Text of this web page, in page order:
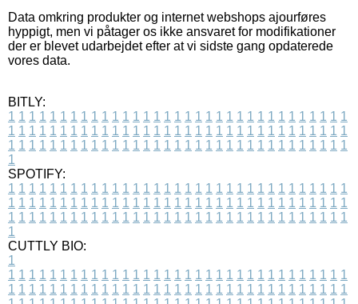
Data omkring produkter og internet webshops ajourføres
hyppigt, men vi påtager os ikke ansvaret for modifikationer
der er blevet udarbejdet efter at vi sidste gang opdaterede
vores data.
BITLY:
1 1 1 1 1 1 1 1 1 1 1 1 1 1 1 1 1 1 1 1 1 1 1 1 1 1 1 1 1 1 1 1 1
1 1 1 1 1 1 1 1 1 1 1 1 1 1 1 1 1 1 1 1 1 1 1 1 1 1 1 1 1 1 1 1 1
1 1 1 1 1 1 1 1 1 1 1 1 1 1 1 1 1 1 1 1 1 1 1 1 1 1 1 1 1 1 1 1 1
1
SPOTIFY:
1 1 1 1 1 1 1 1 1 1 1 1 1 1 1 1 1 1 1 1 1 1 1 1 1 1 1 1 1 1 1 1 1
1 1 1 1 1 1 1 1 1 1 1 1 1 1 1 1 1 1 1 1 1 1 1 1 1 1 1 1 1 1 1 1 1
1 1 1 1 1 1 1 1 1 1 1 1 1 1 1 1 1 1 1 1 1 1 1 1 1 1 1 1 1 1 1 1 1
1
CUTTLY BIO:
1
1 1 1 1 1 1 1 1 1 1 1 1 1 1 1 1 1 1 1 1 1 1 1 1 1 1 1 1 1 1 1 1 1
1 1 1 1 1 1 1 1 1 1 1 1 1 1 1 1 1 1 1 1 1 1 1 1 1 1 1 1 1 1 1 1 1